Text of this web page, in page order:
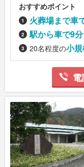
おすすめポイント
火葬場まで車
駅から車で9分
20名程度の小
電